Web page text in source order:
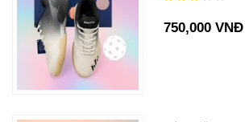
750,000 VNĐ